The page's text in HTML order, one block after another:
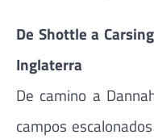
De Shottle a
Inglaterra
De camino a
campos